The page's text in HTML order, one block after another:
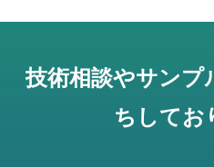
技術相談やサンプ
ちしてお